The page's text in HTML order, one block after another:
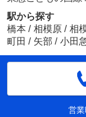
駅から探す
橋本 / 相模原 / 相
町田 / 矢部 / 小田
営業